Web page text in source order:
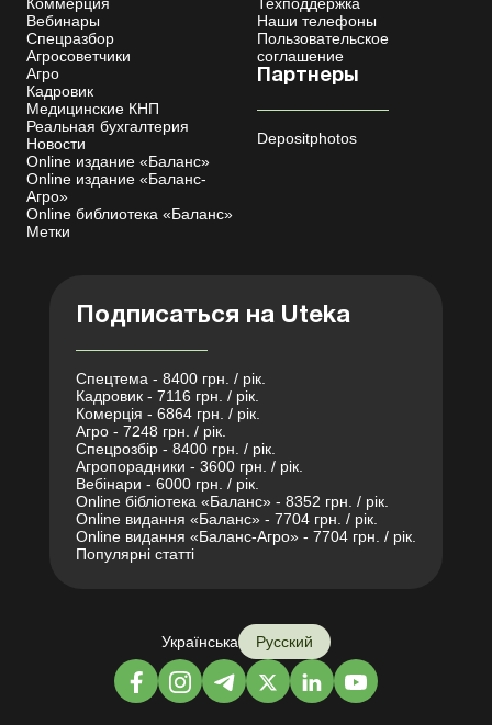
Коммерция
Вебинары
Спецразбор
Агросоветчики
Агро
Кадровик
Медицинские КНП
Реальная бухгалтерия
Новости
Online издание «Баланс»
Online издание «Баланс-
Агро»
Online библиотека «Баланс»
Метки
Техподдержка
Наши телефоны
Пользовательское
соглашение
Партнеры
Depositphotos
Подписаться на Uteka
Спецтема - 8400 грн. / рік.
Кадровик - 7116 грн. / рік.
Комерція - 6864 грн. / рік.
Агро - 7248 грн. / рік.
Спецрозбір - 8400 грн. / рік.
Агропорадники - 3600 грн. / рік.
Вебінари - 6000 грн. / рік.
Online бібліотека «Баланс» - 8352 грн. / рік.
Online видання «Баланс» - 7704 грн. / рік.
Online видання «Баланс-Агро» - 7704 грн. / рік.
Популярні статті
Українська Русский